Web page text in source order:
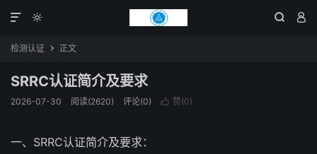
  

检测认证  正文
SRRC认证简介及要求
2026-07-30 阅读(2620) 评论(0)  赞(0)
一、SRRC认证简介及要求：